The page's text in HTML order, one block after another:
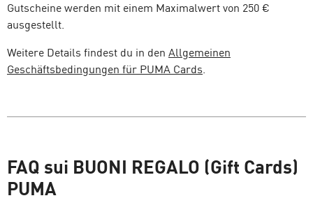
Gutscheine werden mit einem Maximalwert von 250 €
ausgestellt.
Weitere Details findest du in den Allgemeinen
Geschäftsbedingungen für PUMA Cards.
FAQ sui BUONI REGALO (Gift Cards)
PUMA